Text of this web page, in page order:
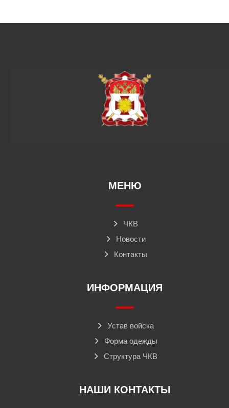
МЕНЮ
ЧКВ
Новости
Контакты
ИНФОРМАЦИЯ
Устав войска
Форма одежды
Структура ЧКВ
НАШИ КОНТАКТЫ